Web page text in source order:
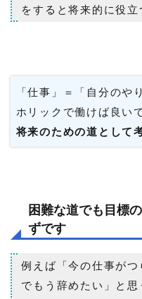
をすると将来的に役立
「仕事」＝「自分のや
ホリックで働けば良い
将来のための道として
困難な道でも目標
ずです
例えば「今の仕事が
でもう辞めたい」と思